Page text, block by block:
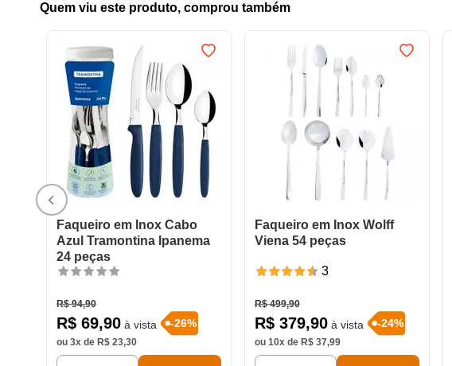
Quem viu este produto, comprou também
Faqueiro em Inox Cabo
Azul Tramontina Ipanema
24 peças
R$ 94,90
R$ 69,90à vista -26%
ou 3x de R$ 23,30
Faqueiro em Inox Wolff
Viena 54 peças
3
R$ 499,90
R$ 379,90à vista -24%
ou 10x de R$ 37,99